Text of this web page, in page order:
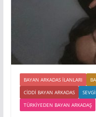
BAYAN ARKADAS ILANLARI
CIDDI BAYAN ARKADAS
TÜRKIYEDEN BAYAN ARKADAŞ